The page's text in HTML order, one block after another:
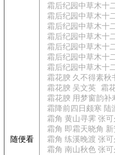
随便看
霜后纪园中草木十
霜后纪园中草木十
霜后纪园中草木十
霜后纪园中草木十
霜后纪园中草木十
霜后纪园中草木十
霜后纪园中草木十
霜花腴 久不得素秋
霜花腴 吴文英
霜
霜花腴 用梦窗韵补
霜降前四日颇寒 陆
霜角 黄山寻霁 张
霜角 即霜天晓角
霜角 练溪晚渡 张
霜角 南山秋色 张